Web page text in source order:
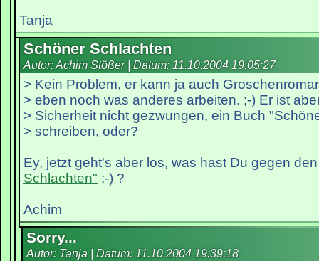
Tanja
Schöner Schlachten
Autor: Achim Stößer | Datum: 11.10.2004 19:05:27
> Kein Problem, er kann ja auch
> eben noch was anderes arbeiten. ;-) Er ist
> Sicherheit nicht gezwungen, ein Buch
> schreiben, oder?
Ey, jetzt geht's aber los, was hast Du gegen
Schlachten" ;-) ?
Achim
Sorry...
Autor: Tanja | Datum: 11.10.2004 19:39:18